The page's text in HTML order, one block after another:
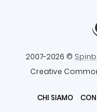
2007-2026 ©
Creative
CHI SIAMO